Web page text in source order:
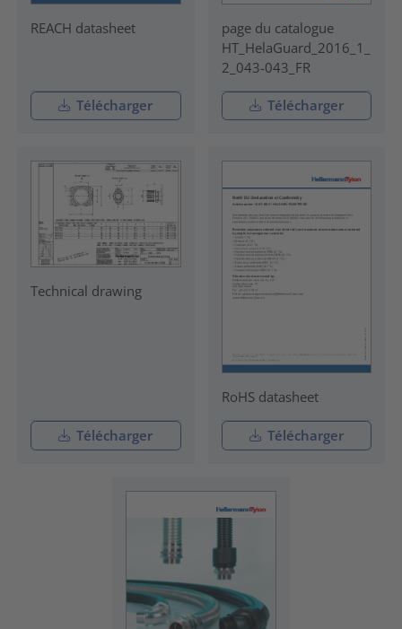
REACH datasheet
Télécharger
page du catalogue
HT_HelaGuard_2016_1_
2_043-043_FR
Télécharger
Technical drawing
Télécharger
RoHS datasheet
Télécharger